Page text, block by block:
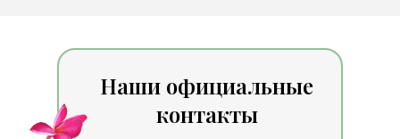
Наши официальные
контакты